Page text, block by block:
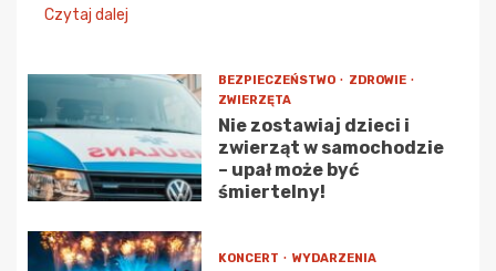
Czytaj dalej
BEZPIECZEŃSTWO
ZDROWIE
ZWIERZĘTA
Nie zostawiaj dzieci i
zwierząt w samochodzie
– upał może być
śmiertelny!
KONCERT WYDARZENIA